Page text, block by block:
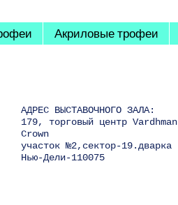
Акриловые трофеи
АДРЕС ВЫСТАВОЧНОГО ЗАЛА:
179, торговый центр Vardhman
Crown
участок №2,сектор-19.дварка
Нью-Дели-110075